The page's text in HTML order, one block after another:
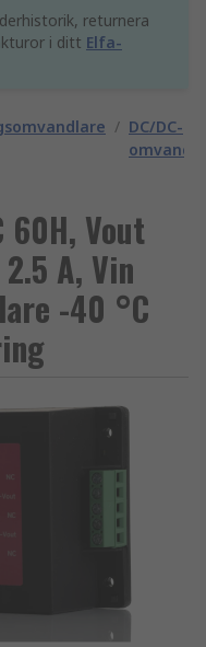
returnera
i ditt Elfa-
/ DC/DC-
60H, Vout
A, Vin
-40 °C